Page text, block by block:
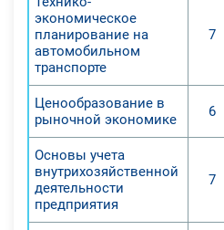
экономическое
планирование на
автомобильном
транспорте
7
Ценообразование в
рыночной экономике
6
Основы учета
внутрихозяйственной
деятельности
предприятия
7